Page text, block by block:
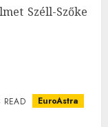
Széll-Szőke
READ EuroAstra